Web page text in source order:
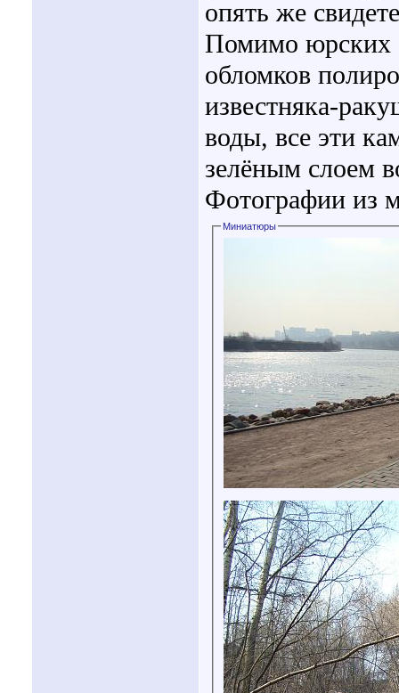
опять же
Помимо юрских
обломков
известняка-
воды, все эти
зелёным слоем
Фотографии из
Миниатюры